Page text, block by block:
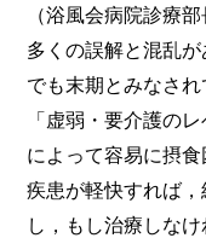
（浴風会病院診療
多くの誤解と混乱
でも末期とみなされ
「虚弱・要介護の
によって容易に摂
疾患が軽快すれば
し，もし治療しな